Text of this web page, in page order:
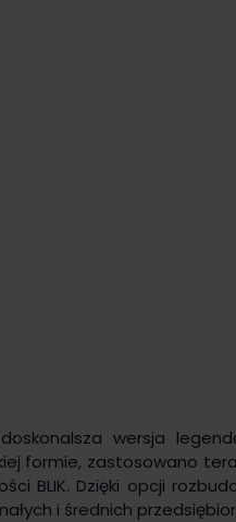
wersja
formie, zastosowano
BLIK. Dzięki opcji
i średnich